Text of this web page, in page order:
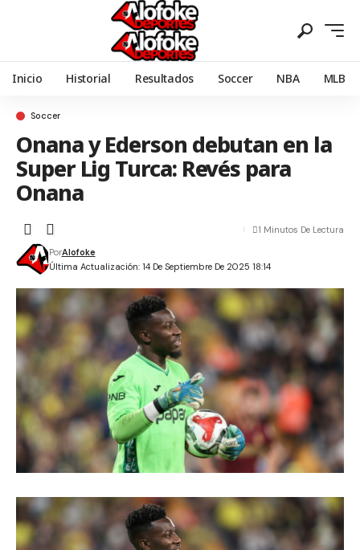
Inicio Historial Resultados Soccer NBA MLB
Soccer
Onana y Ederson debutan en la
Super Lig Turca: Revés para
Onana
Última Actualización: 14 De Septiembre De 2025 18:14
PorAlofoke
1 Minutos De Lectura